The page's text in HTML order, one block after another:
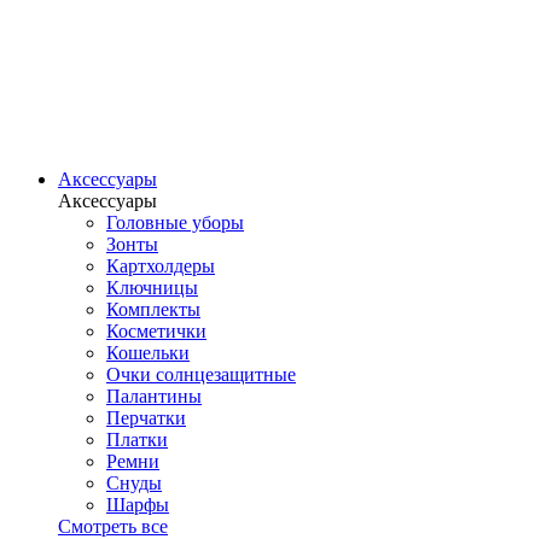
Аксессуары
Аксессуары
Головные уборы
Зонты
Картхолдеры
Ключницы
Комплекты
Косметички
Кошельки
Очки солнцезащитные
Палантины
Перчатки
Платки
Ремни
Снуды
Шарфы
Смотреть все